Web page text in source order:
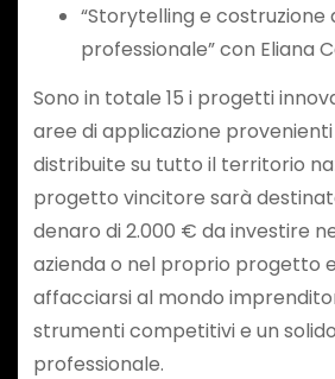
“Storytelling e costruzione
professionale” con Eliana
Sono in totale 15 i progetti
aree di applicazione
distribuite su tutto il territorio
progetto vincitore sarà
denaro di 2.000 € da investire
azienda o nel proprio progetto
affacciarsi al mondo
strumenti competitivi e un
professionale.